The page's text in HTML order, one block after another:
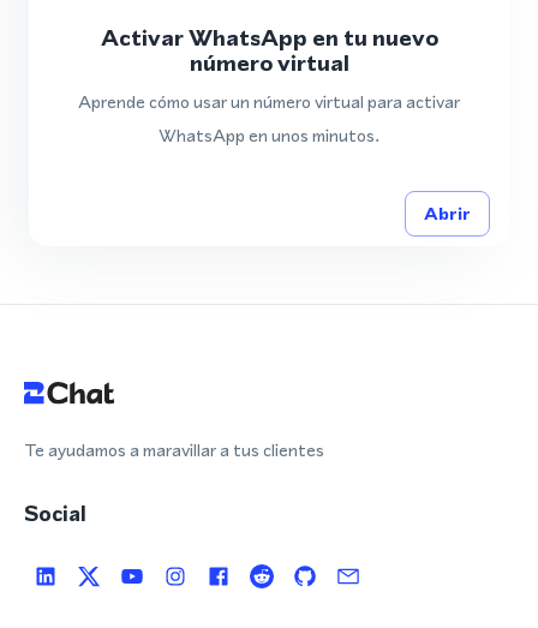
Activar WhatsApp en tu nuevo
número virtual
Aprende cómo usar un número virtual para activar
WhatsApp en unos minutos.
Abrir
Te ayudamos a maravillar a tus clientes
Social